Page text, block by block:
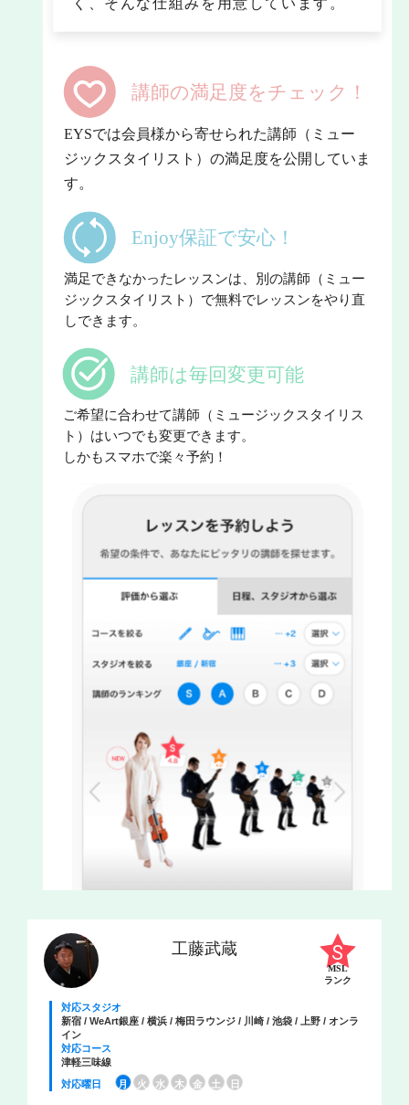
工藤武蔵
MSL
ランク
対応スタジオ
新宿 / WeArt銀座 / 横浜 / 梅田ラウンジ / 川崎 / 池袋 / 上野 / オンラ
イン
対応コース
津軽三味線
対応曜日
月 火 水 木 金 土 日